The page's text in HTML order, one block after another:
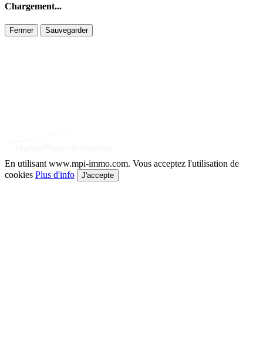
Chargement...
Fermer Sauvegarder
En utilisant www.mpi-immo.com. Vous acceptez l'utilisation de
cookies Plus d'info J'accepte